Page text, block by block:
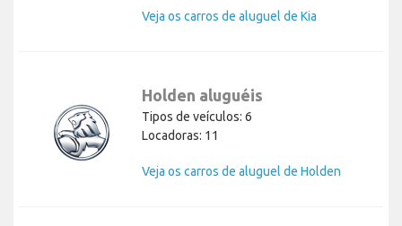
Veja os carros de aluguel de Kia
Holden aluguéis
Tipos de veículos: 6
Locadoras: 11
Veja os carros de aluguel de Holden